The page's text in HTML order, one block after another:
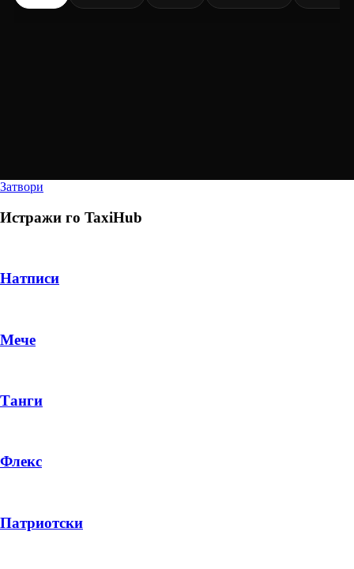
PRODUCT
Затвори
Истражи го TaxiHub
Натписи
Мече
Танги
Флекс
Патриотски